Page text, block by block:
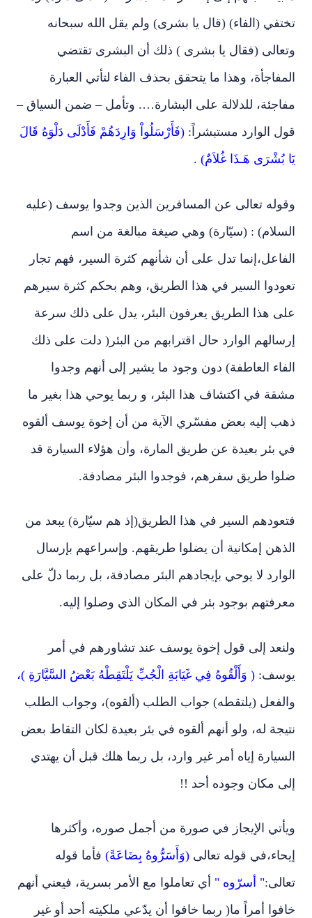
تختفي (الفاء) (قال يا بشرى) ولم يقل الله سبحانه
وتعالى (فقال يا بشرى ) ذلك أن البشرى تقتضي
المفاجأة، وهذا ما يتحقق بحذف الفاء لتأتي العبارة
مفاجئة، للدلالة على البشارة…. وتأمل – ضمن السياق –
قول الوارد مستبشراً: (فَأَرْسَلُواْ وَارِدَهُمْ فَأَدْلَى دَلْوَهُ قَالَ
يَا بُشْرَى هَـذَا غُلاَمٌ) .
وقوله تعالى عن المسافرين الذين وجدوا يوسف (عليه
السلام) : (سيّارة) وهي صيغة مبالغة من اسم
الفاعل،إنما تدل على أن شأنهم كثرة السير، فهم تجار
تعودوا السير في هذا الطريق، وهم بحكم كثرة سيرهم
على هذا الطريق يعرفون البئر، يدل على ذلك سرعة
إرسالهم الوارد حال اقترابهم من البئر( دلت على ذلك
الفاء العاطفة) دون وجود ما يشير إلى أنهم وجدوا
مشقة في اكتشاف هذا البئر، و ربما يوحي هذا بغير ما
ذهب إليه بعض مفسّري الآية من أن إخوة يوسف ألقوه
في بئر بعيدة عن طريق المارة، وأن هؤلاء السيارة قد
ضلوا طريق سفرهم، فوجدوا البئر مصادفة.
فتعودهم السير في هذا الطريق(إذ هم سيّارة) يبعد من
الذهن إمكانية أن يضلوا طريقهم. وإسراعهم بإرسال
الوارد لا يوحي بإيجادهم البئر مصادفة، بل ربما دلّ على
معرفتهم بوجود بئر في المكان الذي وصلوا إليه.
ولنعد إلى قول إخوة يوسف عند تشاورهم في أمر
يوسف: ( وَأَلْقُوهُ فِي غَيَابَةِ الْجُبِّ يَلْتَقِطْهُ بَعْضُ السَّيَّارَةِ )،
والفعل (يلتقطه) جواب الطلب (ألقوه)، وجواب الطلب
نتيجة له، ولو أنهم ألقوه في بئر بعيدة لكان التقاط بعض
السيارة إياه أمر غير وارد، بل ربما هلك قبل أن يهتدي
إلى مكان وجوده أحد !!
ويأتي الإيجاز في صورة من أجمل صوره، وأكثرها
إيحاء،في قوله تعالى (وَأَسَرُّوهُ بِضَاعَةً) فأما قوله
تعالى:" أسرّوه " أي تعاملوا مع الأمر بسرية، فيعني أنهم
خافوا أمراً ما( ربما خافوا أن يدّعي ملكيته أحد أو غير